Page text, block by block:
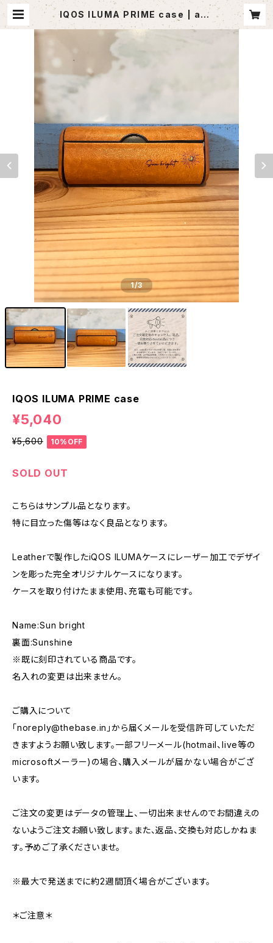
IQOS ILUMA PRIME case | ago
utlet
1/3
IQOS ILUMA PRIME case
¥5,040
¥5,600 10%OFF
SOLD OUT
こちらはサンプル品となります。
特に目立った傷等はなく良品となります。
Leatherで製作したiQOS ILUMAケースにレーザー加工でデザイ
ンを彫った完全オリジナルケースになります。
ケースを取り付けたまま使用、充電も可能です。
Name:Sun bright
裏面:Sunshine
※既に刻印されている商品です。
名入れの変更は出来ません。
ご購入について
「noreply@thebase.in 」から届くメールを受信許可していただ
きますようお願い致します。一部フリーメール(hotmail、live等の
microsoftメーラー)の場合、購入メールが届かない場合がござ
います。
ご注文の変更はデータの管理上、一切出来ませんのでお間違えの
ないようご注文お願い致します。また、返品、交換も対応しかねま
す。予めご了承くださいませ。
※最大で発送までに約2週間頂く場合がございます。
＊ご注意＊